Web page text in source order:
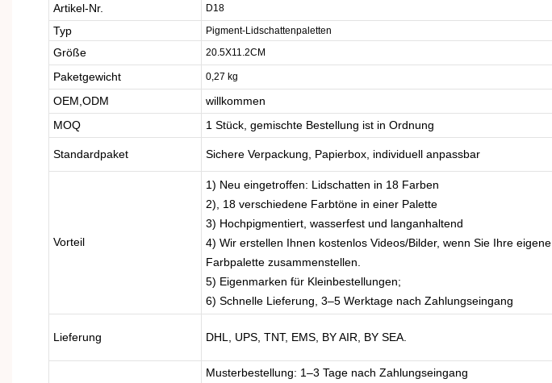
Artikel-Nr. D18
Typ Pigment-Lidschattenpaletten
Größe 20.5X11.2CM
Paketgewicht 0,27 kg
OEM,ODM
willkommen
MOQ
1 Stück, gemischte Bestellung ist in Ordnung
Standardpaket Sichere Verpackung, Papierbox, individuell anpassbar
Vorteil
1) Neu eingetroffen: Lidschatten in 18 Farben
2), 18 verschiedene Farbtöne in einer Palette
3) Hochpigmentiert, wasserfest und langanhaltend
4) Wir erstellen Ihnen kostenlos Videos/Bilder, wenn Sie Ihre eigene
Farbpalette zusammenstellen.
5) Eigenmarken für Kleinbestellungen;
6) Schnelle Lieferung, 3–5 Werktage nach Zahlungseingang
Lieferung DHL, UPS, TNT, EMS, BY AIR, BY SEA.
Musterbestellung: 1–3 Tage nach Zahlungseingang